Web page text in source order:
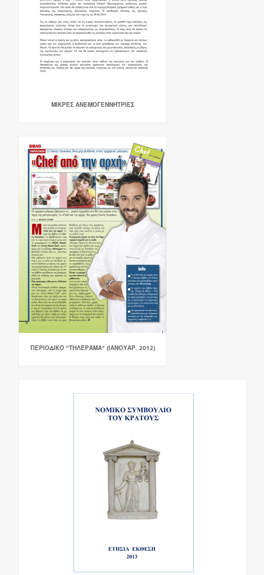
ΜΙΚΡΈΣ ΑΝΕΜΟΓΕΝΝΉΤΡΙΕΣ
ΠΕΡΙΟΔΙΚΌ "ΤΗΛΈΡΑΜΑ" (ΙΑΝΟΥΆΡ. 2012)